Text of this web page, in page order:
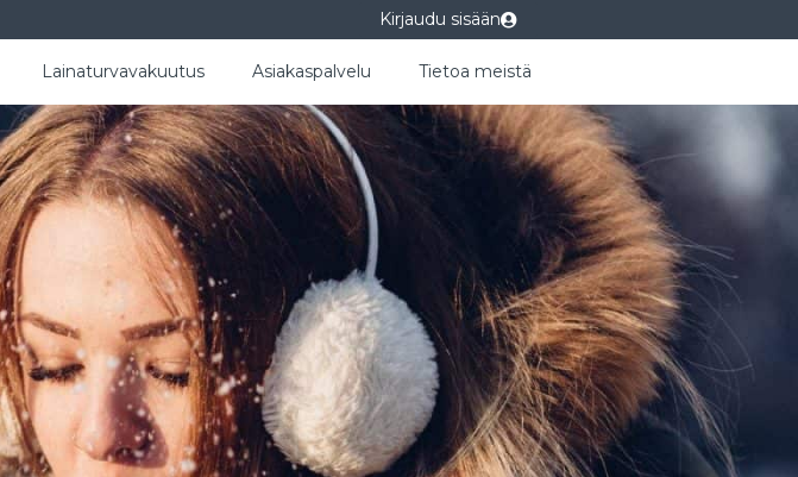
Kirjaudu sisään
Lainaturvavakuutus Asiakaspalvelu Tietoa meistä